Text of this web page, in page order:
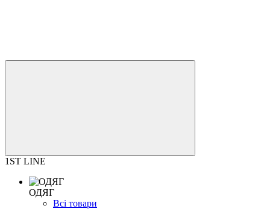
1ST LINE
ОДЯГ
Всі товари